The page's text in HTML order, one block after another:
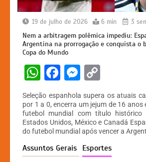
19 de julho de 2026 6 min 3
Nem a arbitragem polêmica impediu:
Argentina na prorrogação e conquista o
Copa do Mundo
W
h
at
s
A
p
F
a
c
e
b
o
M
s
s
e
n
p
y
Li
n
Seleção espanhola supera os atuais
por 1 a 0, encerra um jejum de 16
futebol mundial com título histórico
Estados Unidos, México e Canadá
do futebol mundial após vencer a
Assuntos Gerais Esportes